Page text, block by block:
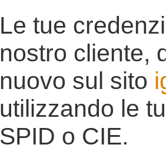
Le tue
nostro cliente,
nuovo sul sito
utilizzando le
SPID o CIE.